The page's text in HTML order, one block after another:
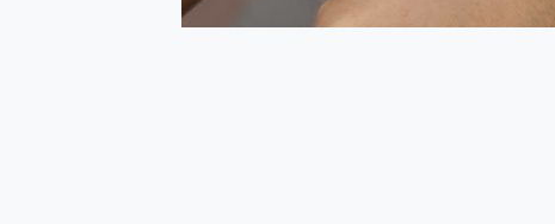
飛利浦 JS7310 ⚡【電急便
是螢幕也是電視! 一機超多
iPhone、Apple Watch、
動靜皆宜「HUAWEI